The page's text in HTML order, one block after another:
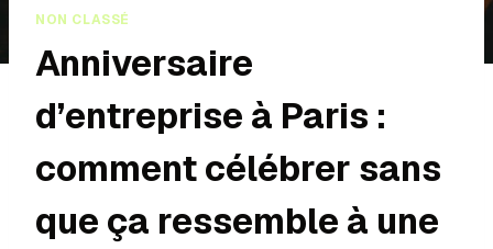
NON CLASSÉ
Anniversaire
d’entreprise à Paris :
comment célébrer sans
que ça ressemble à une